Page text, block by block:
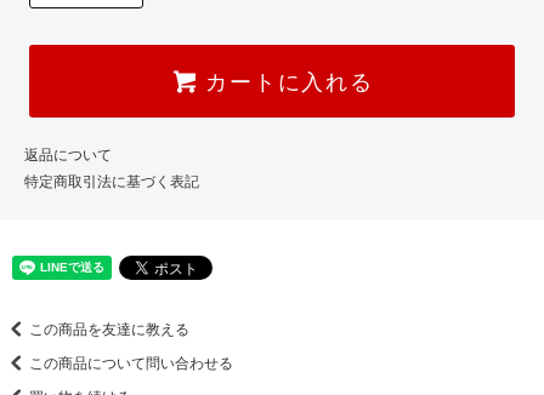
カートに入れる
返品について
特定商取引法に基づく表記
この商品を友達に教える
この商品について問い合わせる